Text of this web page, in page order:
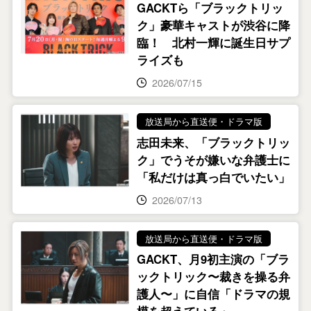
GACKTら「ブラックトリッ
ク」豪華キャストが渋谷に降
臨！ 北村一輝に誕生日サプ
ライズも
2026/07/15
放送局から直送便・ドラマ版
志田未来、「ブラックトリッ
ク」でうそが嫌いな弁護士に
「私だけは真っ白でいたい」
2026/07/13
放送局から直送便・ドラマ版
GACKT、月9初主演の「ブラ
ックトリック〜裁きを操る弁
護人〜」に自信「ドラマの規